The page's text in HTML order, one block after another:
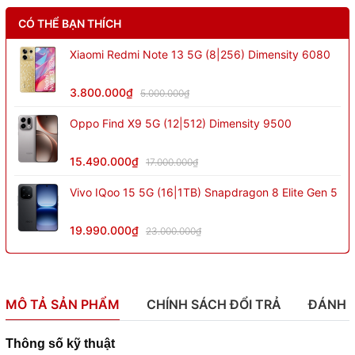
CÓ THỂ BẠN THÍCH
Xiaomi Redmi Note 13 5G (8|256) Dimensity 6080
3.800.000₫ 5.000.000₫
Oppo Find X9 5G (12|512) Dimensity 9500
15.490.000₫ 17.000.000₫
Vivo IQoo 15 5G (16|1TB) Snapdragon 8 Elite Gen 5
19.990.000₫ 23.000.000₫
MÔ TẢ SẢN PHẨM CHÍNH SÁCH ĐỔI TRẢ ĐÁNH
Thông số kỹ thuật